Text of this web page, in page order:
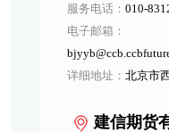
服务电话： 010-
电子邮箱：
详细地址： 北京市
建信期货